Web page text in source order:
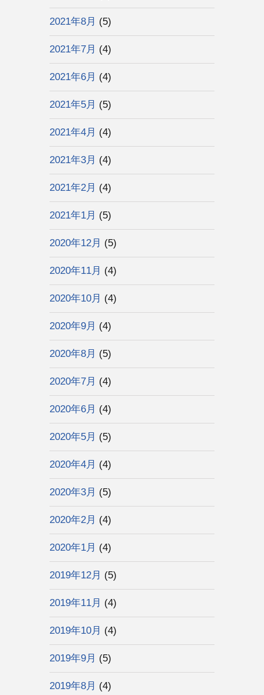
2021年8月 (5)
2021年7月 (4)
2021年6月 (4)
2021年5月 (5)
2021年4月 (4)
2021年3月 (4)
2021年2月 (4)
2021年1月 (5)
2020年12月 (5)
2020年11月 (4)
2020年10月 (4)
2020年9月 (4)
2020年8月 (5)
2020年7月 (4)
2020年6月 (4)
2020年5月 (5)
2020年4月 (4)
2020年3月 (5)
2020年2月 (4)
2020年1月 (4)
2019年12月 (5)
2019年11月 (4)
2019年10月 (4)
2019年9月 (5)
2019年8月 (4)